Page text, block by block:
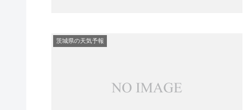
茨城県の天気予報